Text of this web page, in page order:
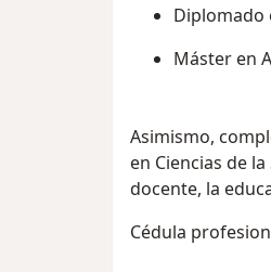
Diplomado
Máster en
Asimismo,
en Ciencias de
docente, la
Cédula